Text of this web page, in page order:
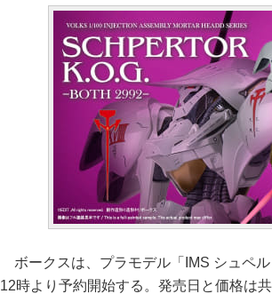
ボークスは、プラモデル「IMS シュペ
12時より予約開始する。発売日と価格は共